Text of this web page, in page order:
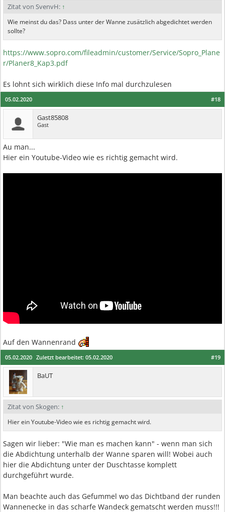
Zitat von SvenvH: ↑
Wie meinst du das? Dass unter der Wanne zusätzlich abgedichtet werden
sollte?
https://www.sopro.com/fileadmin/customer/Service/Sopro_Plane
r/Planer8_Kap3.pdf
Es lohnt sich wirklich diese Info mal durchzulesen
#18
05.02.2020
Gast85808
Gast
Au man...
Hier ein Youtube-Video wie es richtig gemacht wird.
Auf den Wannenrand
#19
05.02.2020 Zuletzt bearbeitet: 05.02.2020
BaUT
Zitat von Skogen: ↑
Hier ein Youtube-Video wie es richtig gemacht wird.
Sagen wir lieber: "Wie man es machen kann" - wenn man sich
die Abdichtung unterhalb der Wanne sparen will! Wobei auch
hier die Abdichtung unter der Duschtasse komplett
durchgeführt wurde.
Man beachte auch das Gefummel wo das Dichtband der runden
Wannenecke in das scharfe Wandeck gematscht werden muss!!!